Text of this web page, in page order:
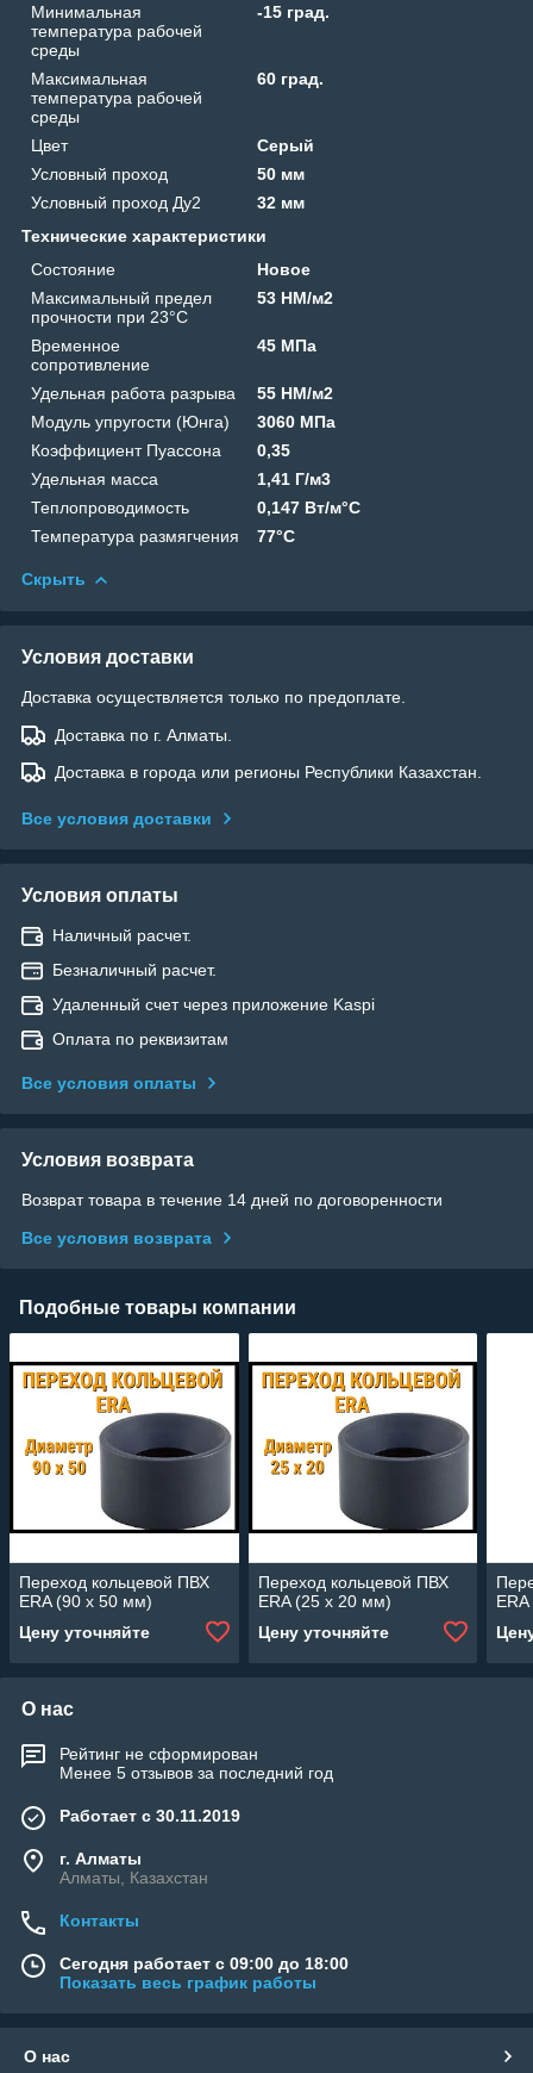
Минимальная
температура рабочей
среды
-15 град.
Максимальная
температура рабочей
среды
60 град.
Цвет
Серый
Условный проход
50 мм
Условный проход Ду2
32 мм
Технические характеристики
Состояние
Новое
Максимальный предел
прочности при 23°C
53 HM/м2
Временное
сопротивление
45 МПа
Удельная работа разрыва
55 HM/м2
Модуль упругости (Юнга)
3060 МПа
Коэффициент Пуассона
0,35
Удельная масса
1,41 Г/м3
Теплопроводимость
0,147 Вт/м°C
Температура размягчения
77°C
Скрыть
Условия доставки
Доставка осуществляется только по предоплате.
Доставка по г. Алматы.
Доставка в города или регионы Республики Казахстан.
Все условия доставки
Условия оплаты
Наличный расчет.
Безналичный расчет.
Удаленный счет через приложение Kaspi
Оплата по реквизитам
Все условия оплаты
Условия возврата
Возврат товара в течение 14 дней по договоренности
Все условия возврата
Подобные товары компании
Переход кольцевой ПВХ
ERA (90 x 50 мм)
Цену уточняйте
Переход кольцевой ПВХ
ERA (25 x 20 мм)
Цену уточняйте
О нас
Рейтинг не сформирован
Менее 5 отзывов за последний год
Работает с 30.11.2019
г. Алматы
Алматы, Казахстан
Контакты
Сегодня работает с 09:00 до 18:00
Показать весь график работы
О нас